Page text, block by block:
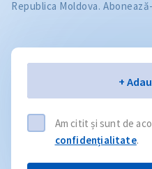
Republica Moldova.
+
Am citit și sunt de
confidențialitate.